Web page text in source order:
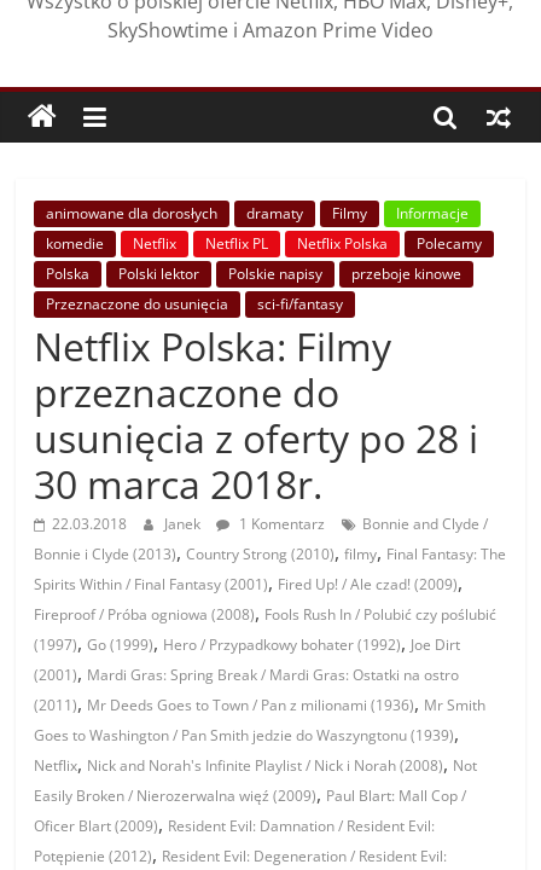
SkyShowtime i Amazon Prime Video
animowane dla dorosłych dramaty Filmy
Informacje
komedie
Netflix Netflix PL Netflix Polska
Polecamy
Polska
Polski lektor Polskie napisy
przeboje kinowe
Przeznaczone do usunięcia
sci-fi/fantasy
Netflix Polska: Filmy
przeznaczone do
usunięcia z oferty po 28 i
30 marca 2018r.
22.03.2018 Janek 1 Komentarz
Bonnie and Clyde /
Bonnie i Clyde (2013),Country Strong (2010),filmy, Final Fantasy: The
Spirits Within / Final Fantasy (2001), Fired Up! / Ale czad! (2009),
Fireproof / Próba ogniowa (2008), Fools Rush In / Polubić czy poślubić
(1997),Go (1999), Hero / Przypadkowy bohater (1992), Joe Dirt
(2001), Mardi Gras: Spring Break / Mardi Gras: Ostatki na ostro
(2011), Mr Deeds Goes to Town / Pan z milionami (1936), Mr Smith
Goes to Washington / Pan Smith jedzie do Waszyngtonu (1939),
Netflix, Nick and Norah's Infinite Playlist / Nick i Norah (2008), Not
Easily Broken / Nierozerwalna więź (2009), Paul Blart: Mall Cop /
Oficer Blart (2009), Resident Evil: Damnation / Resident Evil:
Potępienie (2012), Resident Evil: Degeneration / Resident Evil: